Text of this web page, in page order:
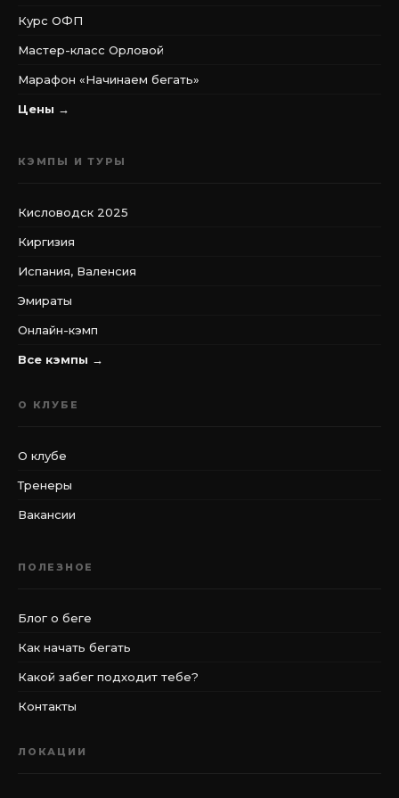
Курс ОФП
Мастер-класс Орловой
Марафон «Начинаем бегать»
Цены →
КЭМПЫ И ТУРЫ
Кисловодск 2025
Киргизия
Испания, Валенсия
Эмираты
Онлайн-кэмп
Все кэмпы →
О КЛУБЕ
О клубе
Тренеры
Вакансии
ПОЛЕЗНОЕ
Блог о беге
Как начать бегать
Какой забег подходит тебе?
Контакты
ЛОКАЦИИ